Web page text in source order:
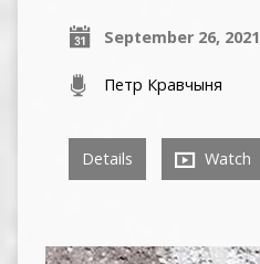
September 26, 2021
Петр Кравчыня
Details Watch